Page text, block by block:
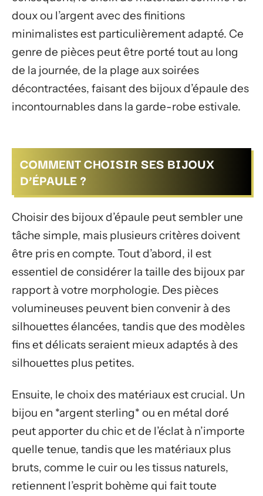
doux ou l’argent avec des finitions
minimalistes est particulièrement adapté. Ce
genre de pièces peut être porté tout au long
de la journée, de la plage aux soirées
décontractées, faisant des bijoux d’épaule des
incontournables dans la garde-robe estivale.
COMMENT CHOISIR SES BIJOUX
D’ÉPAULE ?
Choisir des bijoux d’épaule peut sembler une
tâche simple, mais plusieurs critères doivent
être pris en compte. Tout d’abord, il est
essentiel de considérer la taille des bijoux par
rapport à votre morphologie. Des pièces
volumineuses peuvent bien convenir à des
silhouettes élancées, tandis que des modèles
fins et délicats seraient mieux adaptés à des
silhouettes plus petites.
Ensuite, le choix des matériaux est crucial. Un
bijou en *argent sterling* ou en métal doré
peut apporter du chic et de l’éclat à n’importe
quelle tenue, tandis que les matériaux plus
bruts, comme le cuir ou les tissus naturels,
retiennent l’esprit bohème qui fait toute